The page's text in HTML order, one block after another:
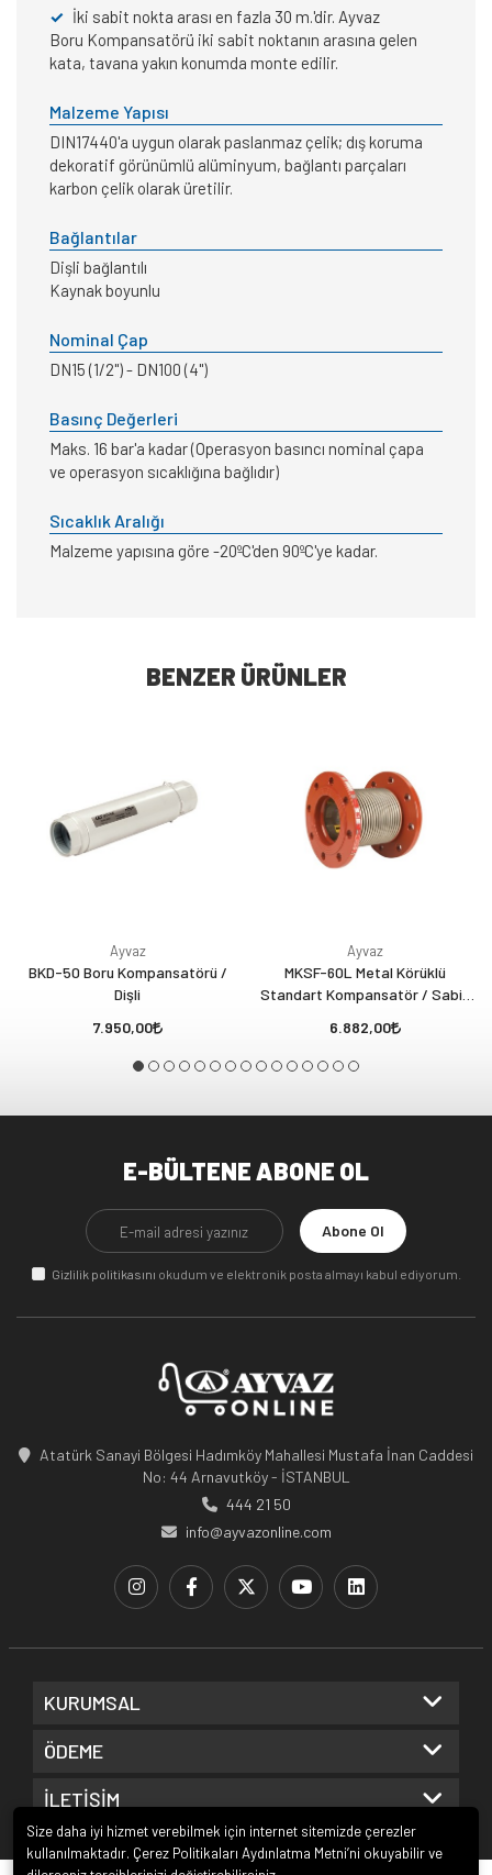
✓ İki sabit nokta arası en fazla 30 m.'dir. Ayvaz
Boru Kompansatörü iki sabit noktanın arasına gelen
kata, tavana yakın konumda monte edilir.
Malzeme Yapısı
DIN17440'a uygun olarak paslanmaz çelik; dış koruma
dekoratif görünümlü alüminyum, bağlantı parçaları
karbon çelik olarak üretilir.
Bağlantılar
Dişli bağlantılı
Kaynak boyunlu
Nominal Çap
DN15 (1/2") - DN100 (4")
Basınç Değerleri
Maks. 16 bar'a kadar (Operasyon basıncı nominal çapa
ve operasyon sıcaklığına bağlıdır)
Sıcaklık Aralığı
Malzeme yapısına göre -20ºC'den 90ºC'ye kadar.
BENZER ÜRÜNLER
Ayvaz
BKD-50 Boru Kompansatörü /
Dişli
7.950,00
Ayvaz
MKSF-60L Metal Körüklü
Standart Kompansatör / Sabit
6.882,00
E-BÜLTENE ABONE OL
Abone Ol
Gizlilik politikasını okudum ve elektronik posta almayı kabul ediyorum.
Atatürk Sanayi Bölgesi Hadımköy Mahallesi Mustafa İnan Caddesi
No: 44 Arnavutköy - İSTANBUL
444 21 50
info@ayvazonline.com
KURUMSAL
ÖDEME
İLETİŞİM
Size daha iyi hizmet verebilmek için internet sitemizde çerezler
kullanılmaktadır. Çerez Politikaları Aydınlatma Metni’ni okuyabilir ve